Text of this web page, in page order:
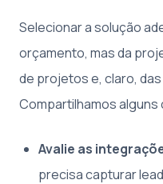
Selecionar a solução
orçamento, mas da
de projetos e, claro,
Compartilhamos
Avalie as
precisa capturar